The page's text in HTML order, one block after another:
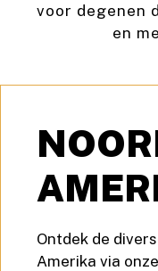
voor degenen
en
Ontdek de
Amerika via